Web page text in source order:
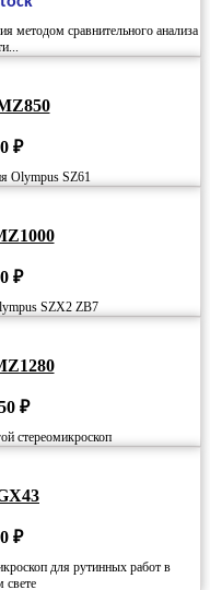
методом сравнительного анализа
₽
Olympus SZ61
₽
SZX2 ZB7
₽
стереомикроскоп
₽
для рутинных работ в
свете